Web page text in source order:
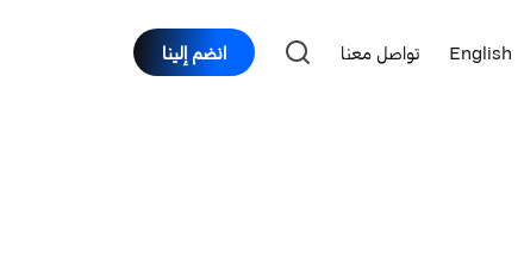
English تواصل معنا انضم إلينا